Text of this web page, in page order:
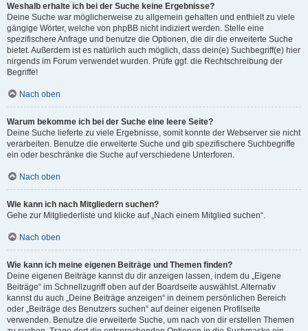
Weshalb erhalte ich bei der Suche keine Ergebnisse?
Deine Suche war möglicherweise zu allgemein gehalten und enthielt zu viele
gängige Wörter, welche von phpBB nicht indiziert werden. Stelle eine
spezifischere Anfrage und benutze die Optionen, die dir die erweiterte Suche
bietet. Außerdem ist es natürlich auch möglich, dass dein(e) Suchbegriff(e) hier
nirgends im Forum verwendet wurden. Prüfe ggf. die Rechtschreibung der
Begriffe!
Nach oben
Warum bekomme ich bei der Suche eine leere Seite?
Deine Suche lieferte zu viele Ergebnisse, somit konnte der Webserver sie nicht
verarbeiten. Benutze die erweiterte Suche und gib spezifischere Suchbegriffe
ein oder beschränke die Suche auf verschiedene Unterforen.
Nach oben
Wie kann ich nach Mitgliedern suchen?
Gehe zur Mitgliederliste und klicke auf „Nach einem Mitglied suchen“.
Nach oben
Wie kann ich meine eigenen Beiträge und Themen finden?
Deine eigenen Beiträge kannst du dir anzeigen lassen, indem du „Eigene
Beiträge“ im Schnellzugriff oben auf der Boardseite auswählst. Alternativ
kannst du auch „Deine Beiträge anzeigen“ in deinem persönlichen Bereich
oder „Beiträge des Benutzers suchen“ auf deiner eigenen Profilseite
verwenden. Benutze die erweiterte Suche, um nach von dir erstellen Themen